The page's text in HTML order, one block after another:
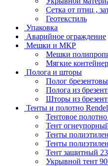
Сетка от птиц ,
Геотекстиль
Упаковка
Аварийное ограждение
Мешки и МКР
Мешки
Мягкие
Полога и шторы
Полог
Полога из
Шторы из
Тенты и полотно
Тентовое
Тент
Тенты
Тенты
Тент защитный
Укрывной тент